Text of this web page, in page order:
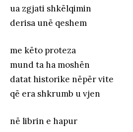
ua zgjati shkëlqimin
derisa unë qeshem
me këto proteza
mund ta ha moshën
datat historike nëpër vite
që era shkrumb u vjen
në librin e hapur